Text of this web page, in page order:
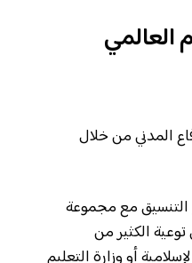
العالمي
المدني من خلال
التنسيق مع مجموعة
الكثير من